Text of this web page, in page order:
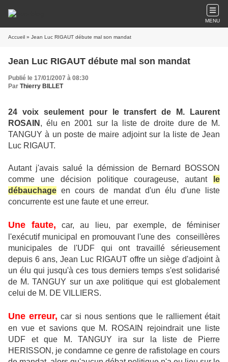
MENU
Accueil » Jean Luc RIGAUT débute mal son mandat
Jean Luc RIGAUT débute mal son mandat
Publié le 17/01/2007 à 08:30
Par Thierry BILLET
24 voix seulement pour le transfert de M. Laurent
ROSAIN , élu en 2001 sur la liste de droite dure de M.
TANGUY à un poste de maire adjoint sur la liste de Jean
Luc RIGAUT.
Autant j'avais salué la démission de Bernard BOSSON
comme une décision politique courageuse, autant
le
débauchage en cours de mandat d'un élu d'une liste
concurrente est une faute et une erreur.
Une faute, car, au lieu, par exemple, de féminiser
l'exécutif municipal en promouvant l'une des conseillères
municipales de l'UDF qui ont travaillé sérieusement
depuis 6 ans, Jean Luc RIGAUT offre un siège d'adjoint à
un élu qui jusqu'à ces tous derniers temps s'est solidarisé
de M. TANGUY sur un axe politique qui est globalement
celui de M. DE VILLIERS.
Une erreur, car si nous sentions que le ralliement était
en vue et savions que M. ROSAIN rejoindrait une liste
UDF et que M. TANGUY ira sur la liste de Pierre
HERISSON, je condamne ce genre de rafistolage en cours